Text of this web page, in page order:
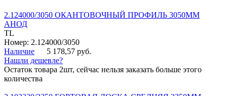
2.124000/3050 ОКАНТОВОЧНЫЙ ПРОФИЛЬ 3050ММ
АНОД
TL
Номер: 2.124000/3050
Наличие
5 178,57 руб.
Нашли дешевле?
Остаток товара 2шт, сейчас нельзя заказать больше этого
количества